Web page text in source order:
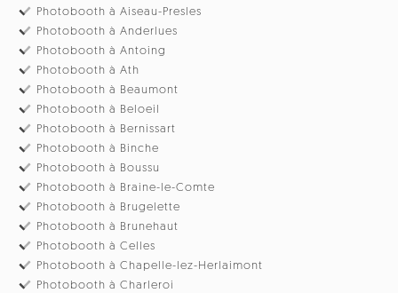
Photobooth à Aiseau-Presles
Photobooth à Anderlues
Photobooth à Antoing
Photobooth à Ath
Photobooth à Beaumont
Photobooth à Beloeil
Photobooth à Bernissart
Photobooth à Binche
Photobooth à Boussu
Photobooth à Braine-le-Comte
Photobooth à Brugelette
Photobooth à Brunehaut
Photobooth à Celles
Photobooth à Chapelle-lez-Herlaimont
Photobooth à Charleroi